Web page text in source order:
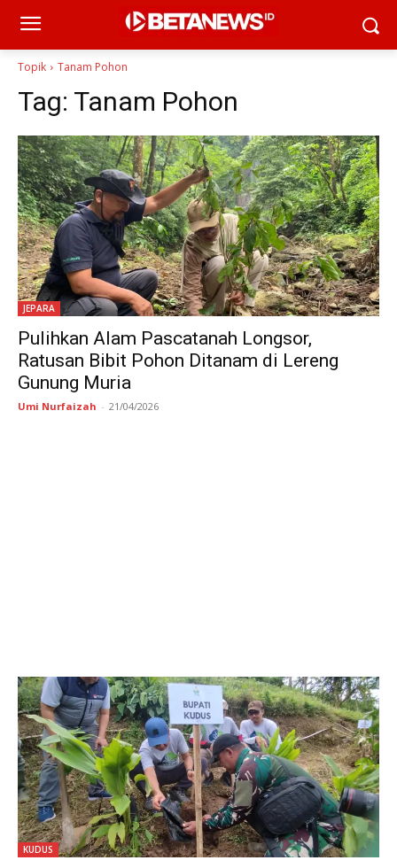
Topik Tanam Pohon
Tag: Tanam Pohon
JEPARA
Pulihkan Alam Pascatanah Longsor,
Ratusan Bibit Pohon Ditanam di Lereng
Gunung Muria
Umi Nurfaizah - 21/04/2026
KUDUS